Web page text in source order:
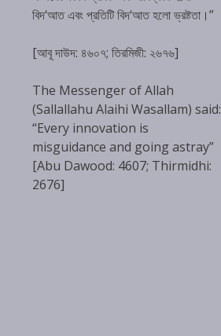
বিদ‘আত এবং প্রতিটি বিদ‘আত হলো ভ্রষ্টতা।”
[আবূ দাউদ: ৪৬০৭; তিরমিজী: ২৬৭৬]
The Messenger of Allah
(Sallallahu Alaihi Wasallam) said:
“Every innovation is
misguidance and going astray”
[Abu Dawood: 4607; Thirmidhi:
2676]